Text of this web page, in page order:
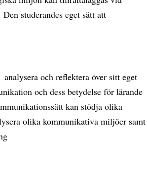
studerandes eget sätt att
analysera och reflektera över sitt eget
och dess betydelse för lärande 
kan stödja olika
olika kommunikativa miljöer samt